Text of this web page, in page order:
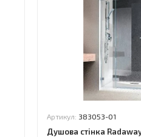
Артикул: 383053-01
Душова стінка